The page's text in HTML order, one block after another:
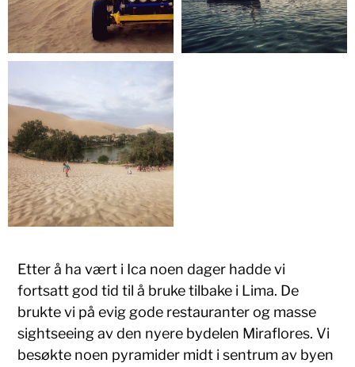
Etter å ha vært i Ica noen dager hadde vi
fortsatt god tid til å bruke tilbake i Lima. De
brukte vi på evig gode restauranter og masse
sightseeing av den nyere bydelen Miraflores. Vi
besøkte noen pyramider midt i sentrum av byen